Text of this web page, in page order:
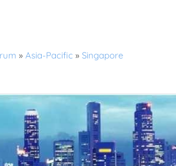
» Asia-Pacific » Singapore